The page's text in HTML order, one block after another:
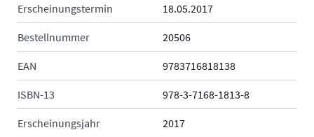
Erscheinungstermin 18.05.2017
Bestellnummer 20506
EAN 9783716818138
ISBN-13 978-3-7168-1813-8
Erscheinungsjahr 2017